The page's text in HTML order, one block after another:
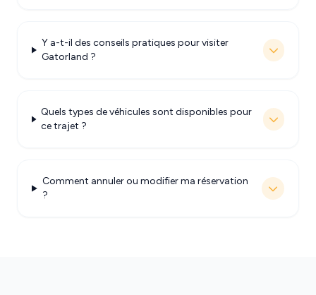
Y a-t-il des conseils pratiques pour visiter
Gatorland ?
Quels types de véhicules sont disponibles pour
ce trajet ?
Comment annuler ou modifier ma réservation
?